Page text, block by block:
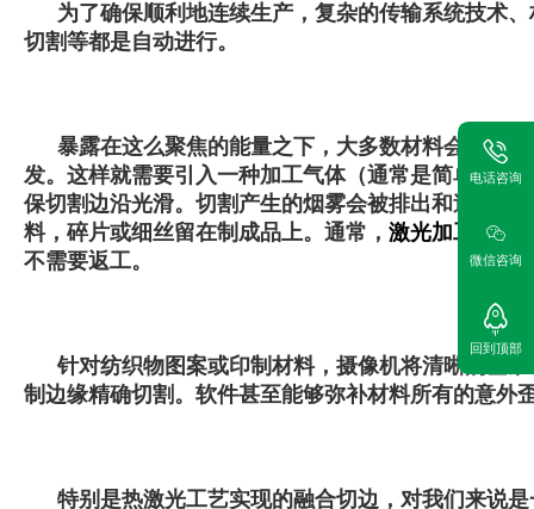
为了确保顺利地连续生产，复杂的传输系统技术
切割等都是自动进行。
暴露在这么聚焦的能量之下，大多数材料会在几
发。这样就需要引入一种加工气体（通常是简单压缩
保切割边沿光滑。切割产生的烟雾会被排出和过滤，
料，碎片或细丝留在制成品上。通常， 激光加工
产品
不需要返工。
针对纺织物图案或印制材料，摄像机将清晰的基
制边缘精确切割。软件甚至能够弥补材料所有的意外
特别是热激光工艺实现的融合切边，对我们来说
电话咨询
微信咨询
回到顶部